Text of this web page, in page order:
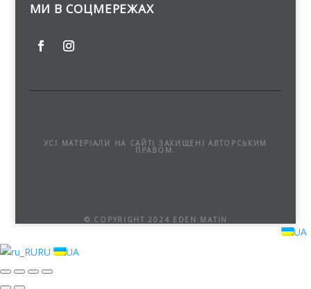
МИ В СОЦМЕРЕЖАХ
УСІ МАТЕРІАЛИ НА САЙТІ ЗАХИЩЕНІ АВТОРСЬКИМ
ПРАВОМ.
© COPYRIGHT 2024 EDEN MATIN
UA
RU
UA